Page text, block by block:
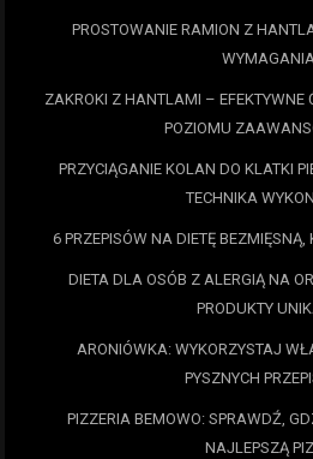
PROSTOWANIE RAMION Z
ZAKROKI Z HANTLAMI – EFEKTYWNE
POZIOMU
PRZYCIĄGANIE KOLAN DO KLATKI
TECHNIKA
6 PRZEPISÓW NA DIETĘ BEZMIĘSNĄ,
DIETA DLA OSÓB Z ALERGIĄ NA
PRODUKTY
ARONIÓWKA: WYKORZYSTAJ
PYSZNYCH
PIZZERIA BEMOWO: SPRAWDŹ,
NAJLEPSZĄ